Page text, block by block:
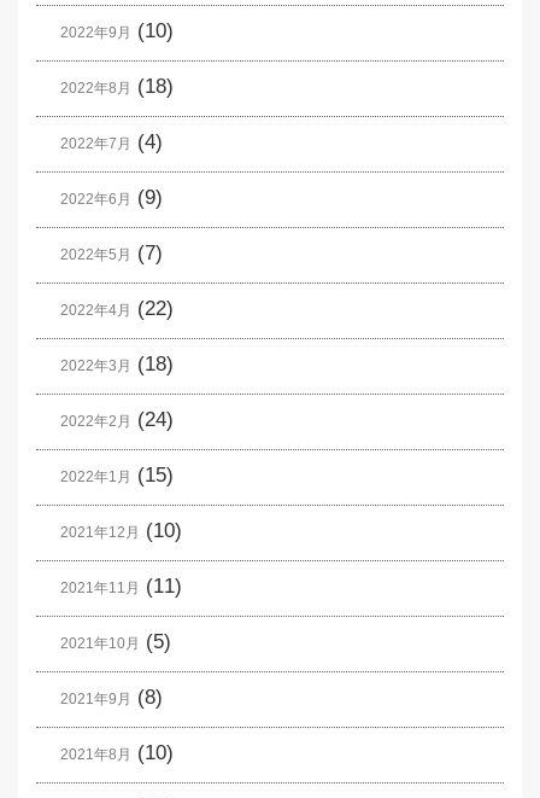
2022年9月 (10)
2022年8月 (18)
2022年7月 (4)
2022年6月 (9)
2022年5月 (7)
2022年4月 (22)
2022年3月 (18)
2022年2月 (24)
2022年1月 (15)
2021年12月 (10)
2021年11月 (11)
2021年10月 (5)
2021年9月 (8)
2021年8月 (10)